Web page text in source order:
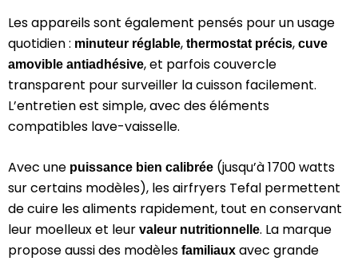
Les appareils sont également pensés pour un usage
quotidien : minuteur réglable, thermostat précis, cuve
amovible antiadhésive, et parfois couvercle
transparent pour surveiller la cuisson facilement.
L’entretien est simple, avec des éléments
compatibles lave-vaisselle.
Avec une puissance bien calibrée (jusqu’à 1700 watts
sur certains modèles), les airfryers Tefal permettent
de cuire les aliments rapidement, tout en conservant
leur moelleux et leur valeur nutritionnelle. La marque
propose aussi des modèles familiaux avec grande